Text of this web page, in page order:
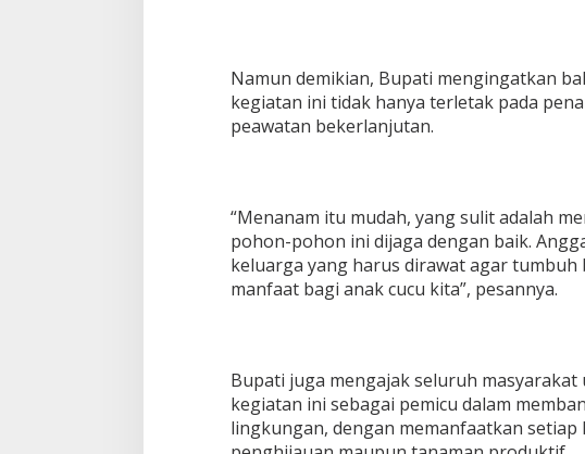
Namun demikian, Bupati mengingatkan
kegiatan ini tidak hanya terletak pada
peawatan bekerlanjutan.
“Menanam itu mudah, yang sulit adalah
pohon-pohon ini dijaga dengan baik.
keluarga yang harus dirawat agar tumbuh
manfaat bagi anak cucu kita”, pesannya.
Bupati juga mengajak seluruh
kegiatan ini sebagai pemicu dalam
lingkungan, dengan memanfaatkan setiap